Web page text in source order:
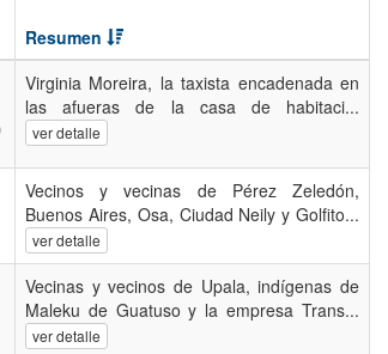
Resumen
Virginia Moreira, la taxista encadenada en
las afueras de la casa de habitaci...
ver detalle
Vecinos y vecinas de Pérez Zeledón,
Buenos Aires, Osa, Ciudad Neily y Golfito...
ver detalle
Vecinas y vecinos de Upala, indígenas de
Maleku de Guatuso y la empresa Trans...
ver detalle